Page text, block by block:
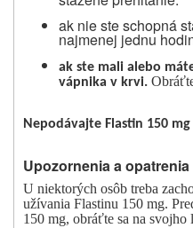
ak nie ste schopná
najmenej jednu
ak ste mali alebo
vápnika v krvi.
Nepodávajte Flastin 150
Upozornenia a opatrenia
U niektorých osôb treba
užívania Flastinu 150 mg.
150 mg, obráťte sa na svojho